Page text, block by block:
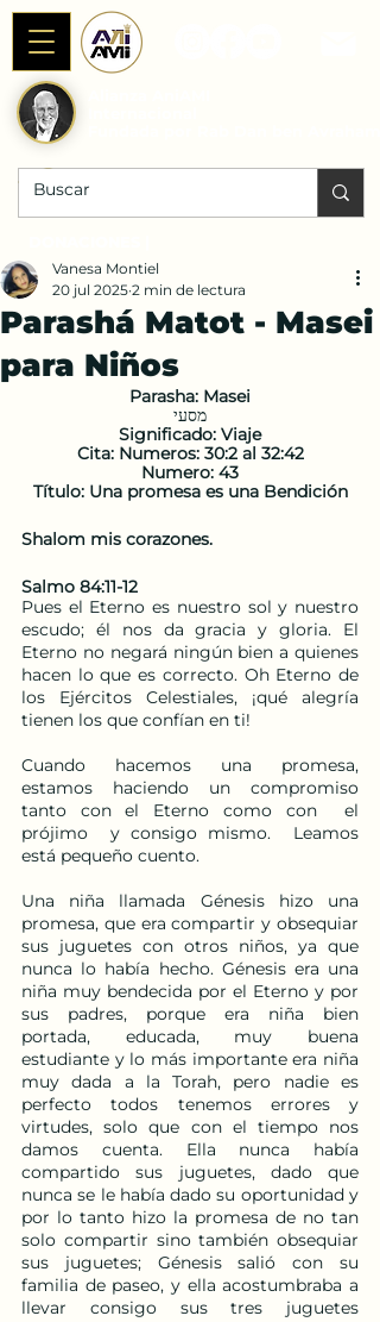
Parashá Matot - Masei
para Niños
Vanesa Montiel
20 jul 2025 2 min de lectura
Parasha: Masei
מסעי
Significado: Viaje
Cita: Numeros: 30:2 al 32:42
Numero: 43
Título: Una promesa es una Bendición
Shalom mis corazones.
Salmo 84:11-12
Pues el Eterno es nuestro sol y nuestro
escudo; él nos da gracia y gloria. El
Eterno no negará ningún bien a quienes
hacen lo que es correcto. Oh Eterno de
los Ejércitos Celestiales, ¡qué alegría
tienen los que confían en ti!
Cuando hacemos una promesa,
estamos haciendo un compromiso
tanto con el Eterno como con  el
prójimo  y consigo mismo.  Leamos
está pequeño cuento.
Una niña llamada Génesis hizo una
promesa, que era compartir y obsequiar
sus juguetes con otros niños, ya que
nunca lo había hecho. Génesis era una
niña muy bendecida por el Eterno y por
sus padres, porque era niña bien
portada, educada, muy buena
estudiante y lo más importante era niña
muy dada a la Torah, pero nadie es
perfecto todos tenemos errores y
virtudes, solo que con el tiempo nos
damos cuenta. Ella nunca había
compartido sus juguetes, dado que
nunca se le había dado su oportunidad y
por lo tanto hizo la promesa de no tan
solo compartir sino también obsequiar
sus juguetes; Génesis salió con su
familia de paseo, y ella acostumbraba a
llevar consigo sus tres juguetes